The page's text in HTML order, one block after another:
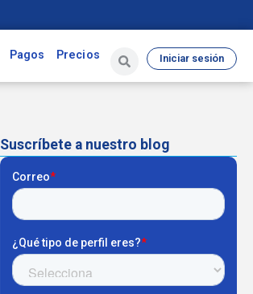
Pagos Precios Iniciar sesión
Suscríbete a nuestro blog